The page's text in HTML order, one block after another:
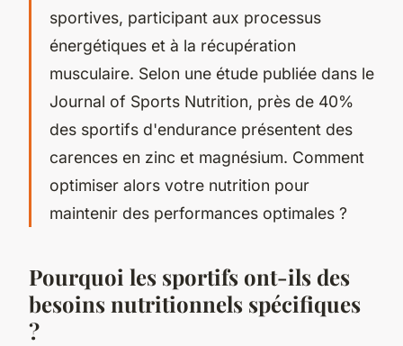
sportives, participant aux processus
énergétiques et à la récupération
musculaire. Selon une étude publiée dans le
Journal of Sports Nutrition, près de 40%
des sportifs d'endurance présentent des
carences en zinc et magnésium. Comment
optimiser alors votre nutrition pour
maintenir des performances optimales ?
Pourquoi les sportifs ont-ils des
besoins nutritionnels spécifiques
?